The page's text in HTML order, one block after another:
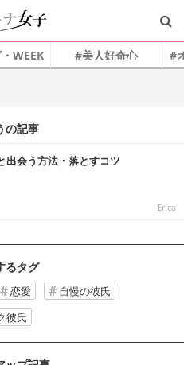
WEEK #美人好奇心 #
の記事
出会う方法・落とすコツ
Erica
るタグ
恋愛
自慢の彼氏
彼氏